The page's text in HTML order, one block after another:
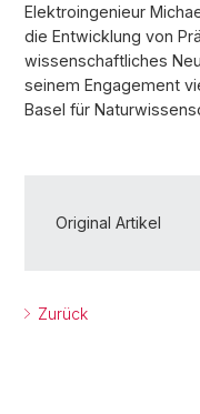
Elektroingenieur
die Entwicklung von
wissenschaftliches
seinem Engagement
Basel für
Original Artikel
Zurück